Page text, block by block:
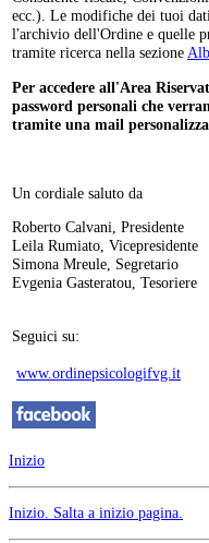
ecc.). Le modifiche dei tuoi
l'archivio dell'Ordine e quelle
tramite ricerca nella sezione
Per accedere all'Area
password personali che
tramite una mail
Un cordiale saluto da
Roberto Calvani, Presidente
Leila Rumiato, Vicepresidente
Simona Mreule, Segretario
Evgenia Gasteratou, Tesoriere
Seguici su:
www.ordinepsicologifvg.it
Inizio
Inizio. Salta a inizio pagina.